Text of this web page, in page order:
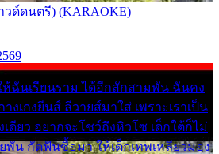
ด์ดนตรี) (KARAOKE)
ห้ฉันเรียนราม ได้อีกสักสามพัน ฉันคง
งเกงยีนส์ ลีวายส์มาใส่ เพราะเราเป็น
เดียว อยากจะโชว์ถึงหิวโซ เด็กใต้ก็ไม่
พัน กัดฟันซื้อมา ให้เด็กเทพเหลียวมอง